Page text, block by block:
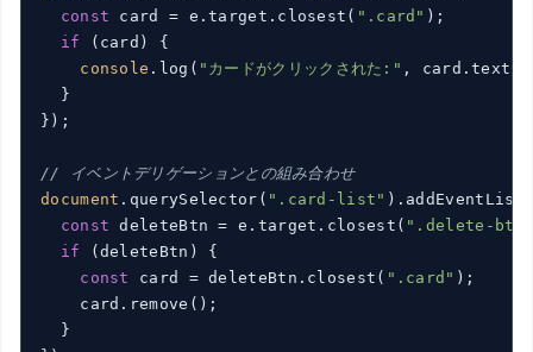
const card = e.target.closest( ".card" );
if (card) {
console .log( "カードがクリックされた:" ,
  }
});
// イベントデリゲーションとの組み合わせ
document .querySelector( ".card-list"
const deleteBtn = e.target.closest( ".delete-
if (deleteBtn) {
const
card = deleteBtn.closest( ".card" );
    card.remove();
  }